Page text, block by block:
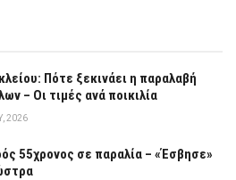
Πότε ξεκινάει η παραλαβή
– Οι τιμές ανά ποικιλία
2026
55χρονος σε παραλία – «Έσβησε»